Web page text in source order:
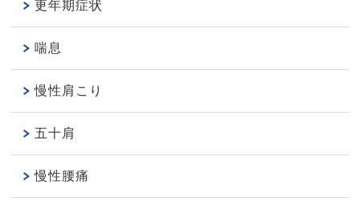
更年期症状
喘息
慢性肩こり
五十肩
慢性腰痛